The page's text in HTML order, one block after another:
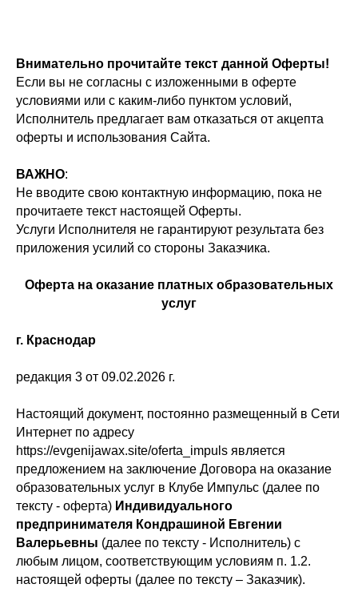
Внимательно прочитайте текст данной Оферты!
Если вы не согласны с изложенными в оферте
условиями или с каким-либо пунктом условий,
Исполнитель предлагает вам отказаться от акцепта
оферты и использования Сайта.
ВАЖНО:
Не вводите свою контактную информацию, пока не
прочитаете текст настоящей Оферты.
Услуги Исполнителя не гарантируют результата без
приложения усилий со стороны Заказчика.
Оферта на оказание платных образовательных
услуг
г. Краснодар
редакция 3 от 09.02.2026 г.
Настоящий документ, постоянно размещенный в Сети
Интернет по адресу
https://evgenijawax.site/oferta_impuls является
предложением на заключение Договора на оказание
образовательных услуг в Клубе Импульс (далее по
тексту - оферта) Индивидуального
предпринимателя Кондрашиной Евгении
Валерьевны (далее по тексту - Исполнитель) с
любым лицом, соответствующим условиям п. 1.2.
настоящей оферты (далее по тексту – Заказчик).